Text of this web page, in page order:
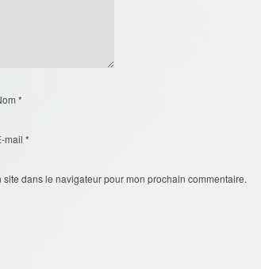
*
mail *
dans le navigateur pour mon prochain commentaire.